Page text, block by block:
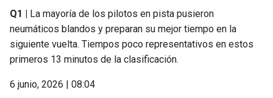
Q1 |
La mayoría de los pilotos en pista pusieron
neumáticos blandos y preparan su mejor tiempo en la
siguiente vuelta. Tiempos poco representativos en estos
primeros 13 minutos de la clasificación.
6 junio, 2026 | 08:04